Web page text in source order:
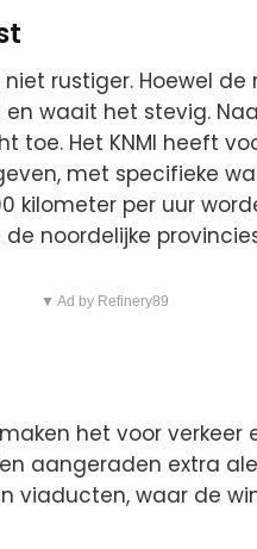
rustiger. Hoewel
waait het stevig.
toe. Het KNMI heeft
met specifieke
kilometer per uur
noordelijke
▼ Ad by Refinery89
het voor verkeer
aangeraden extra
viaducten, waar de